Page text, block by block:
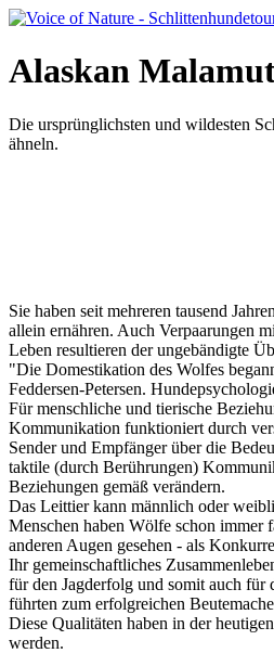
Alaskan
Die ursprünglichsten und wildesten
ähneln.
Sie haben seit mehreren tausend
allein ernähren. Auch Verpaarungen
Leben resultieren der ungebändigte
"Die Domestikation des Wolfes
Feddersen-Petersen.
Für menschliche und tierische
Kommunikation funktioniert durch
Sender und Empfänger über die
taktile (durch Berührungen)
Beziehungen gemäß verändern.
Das Leittier kann männlich oder
Menschen haben Wölfe schon immer
anderen Augen gesehen - als
Ihr gemeinschaftliches
für den Jagderfolg und somit auch für
führten zum erfolgreichen
Diese Qualitäten haben in der
werden.